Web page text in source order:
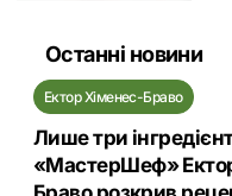
Останні новини
Ектор Хіменес-Браво
Лише три
«МастерШеф»